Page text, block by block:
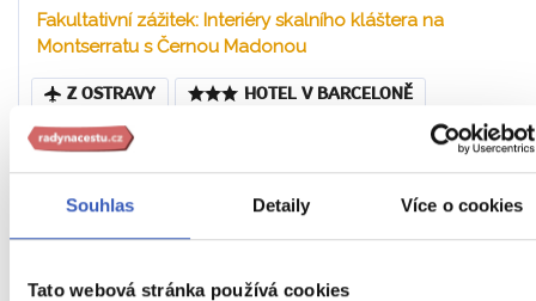
Souhlas Detaily Více o cookies
Tato webová stránka používá cookies
Fakultativní zážitek: Interiéry skalního kláštera na
Montserratu s Černou Madonou
Z OSTRAVY HOTEL V BARCELONĚ
SNÍDANĚ
30. 3. – 3. 4. 2027 (5 dní / 4 noci)
24 990 Kč